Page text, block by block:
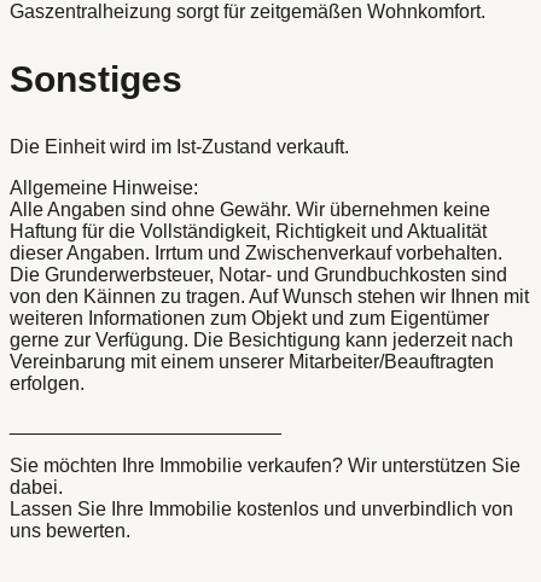
Gaszentralheizung sorgt für zeitgemäßen Wohnkomfort.
Sonstiges
Die Einheit wird im Ist-Zustand verkauft.
Allgemeine Hinweise:
Alle Angaben sind ohne Gewähr. Wir übernehmen keine
Haftung für die Vollständigkeit, Richtigkeit und Aktualität
dieser Angaben. Irrtum und Zwischenverkauf vorbehalten.
Die Grunderwerbsteuer, Notar- und Grundbuchkosten sind
von den Käinnen zu tragen. Auf Wunsch stehen wir Ihnen mit
weiteren Informationen zum Objekt und zum Eigentümer
gerne zur Verfügung. Die Besichtigung kann jederzeit nach
Vereinbarung mit einem unserer Mitarbeiter/Beauftragten
erfolgen.
Sie möchten Ihre Immobilie verkaufen? Wir unterstützen Sie
dabei.
Lassen Sie Ihre Immobilie kostenlos und unverbindlich von
uns bewerten.